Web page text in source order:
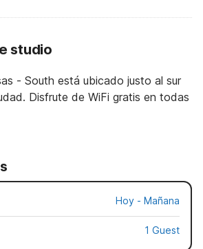
studio
- South está ubicado justo al sur
Disfrute de WiFi gratis en todas
Hoy - Mañana
1 Guest